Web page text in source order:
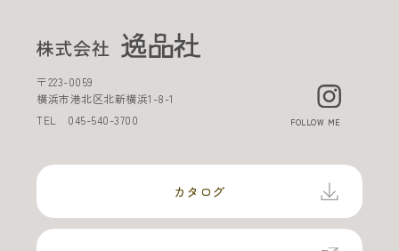
〒223-0059
横浜市港北区北新横浜1-8-1
TEL 045-540-3700 FOLLOW ME
カタログ